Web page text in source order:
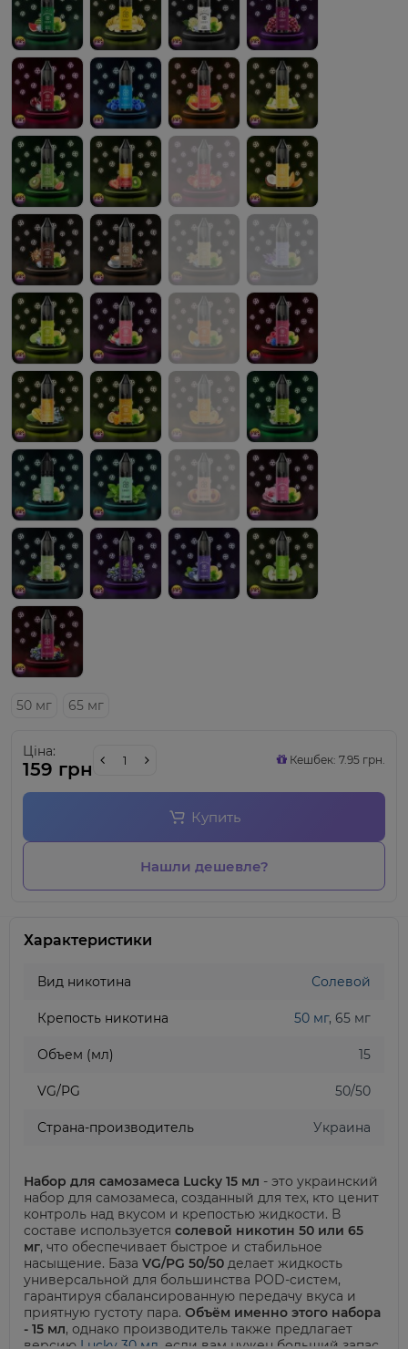
50 мг 65 мг
Ціна:
159 грн Кешбек: 7.95 грн.
Купить
Нашли дешевле?
Характеристики
Вид никотина Солевой
Крепость никотина 50 мг, 65 мг
Объем (мл) 15
VG/PG 50/50
Страна-производитель Украина
Набор для самозамеса Lucky 15 мл - это украинский
набор для самозамеса, созданный для тех, кто ценит
контроль над вкусом и крепостью жидкости. В
составе используется солевой никотин 50 или 65
мг, что обеспечивает быстрое и стабильное
насыщение. База VG/PG 50/50 делает жидкость
универсальной для большинства POD-систем,
гарантируя сбалансированную передачу вкуса и
приятную густоту пара. Объём именно этого набора
- 15 мл, однако производитель также предлагает
версию Lucky 30 мл , если вам нужен больший запас